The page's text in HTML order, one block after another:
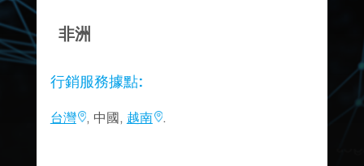
非洲
行銷服務據點:
台灣 , 中國 , 越南 .